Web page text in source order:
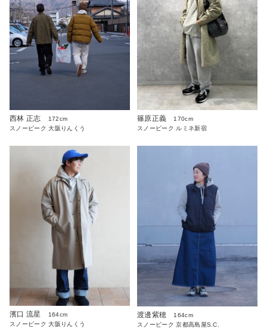
西林 正志
172cm
スノーピーク 大阪りんくう
篠原正義
170cm
スノーピーク ルミネ新宿
濱口 流星
164cm
スノーピーク 大阪りんくう
渡邊紫穂
164cm
スノーピーク 京都高島屋S.C.